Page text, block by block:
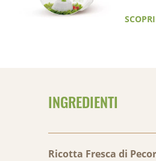
INGREDIENTI
Ricotta Fresca di